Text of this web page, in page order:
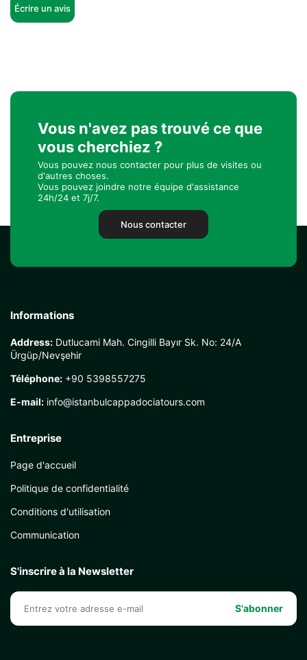
Écrire un avis
Vous n'avez pas trouvé ce que
vous cherchiez ?
Vous pouvez nous contacter pour plus de visites ou
d'autres choses.
Vous pouvez joindre notre équipe d'assistance
24h/24 et 7j/7.
Nous contacter
Informations
Address: Dutlucami Mah. Cingilli Bayır Sk. No: 24/A
Ürgüp/Nevşehir
Téléphone: +90 5398557275
E-mail: info@istanbulcappadociatours.com
Entreprise
Page d'accueil
Politique de confidentialité
Conditions d'utilisation
Communication
S'inscrire à la Newsletter
S'abonner